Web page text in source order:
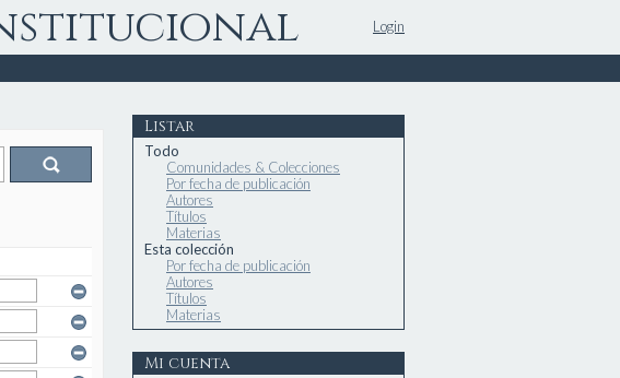
Login
Listar
Todo
Comunidades & Colecciones
Por fecha de publicación
Autores
Títulos
Materias
Esta colección
Por fecha de publicación
Autores
Títulos
Materias
Mi cuenta